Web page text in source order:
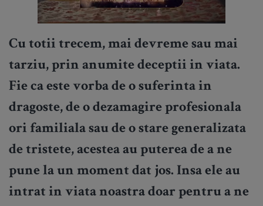
Cu totii trecem, mai devreme sau mai
tarziu, prin anumite deceptii in viata.
Fie ca este vorba de o suferinta in
dragoste, de o dezamagire profesionala
ori familiala sau de o stare generalizata
de tristete, acestea au puterea de a ne
pune la un moment dat jos. Insa ele au
intrat in viata noastra doar pentru a ne